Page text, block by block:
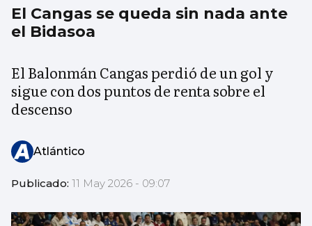
El Cangas se queda sin nada ante
el Bidasoa
El Balonmán Cangas perdió de un gol y
sigue con dos puntos de renta sobre el
descenso
Atlántico
Publicado: 11 May 2026 - 09:07